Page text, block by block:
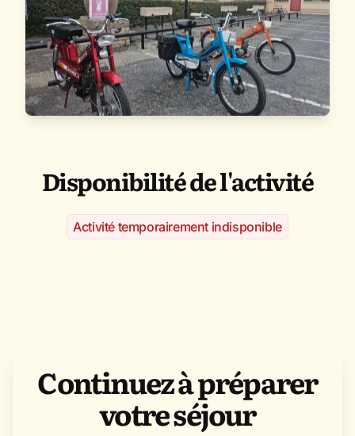
Disponibilité de l'activité
Activité temporairement indisponible
Continuez à préparer
votre séjour